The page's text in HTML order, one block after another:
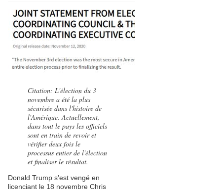
Citation: L'élection du 3
novembre a été la plus
sécurisée dans l'histoire de
l'Amérique. Actuellement,
dans tout le pays les officiels
sont en train de revoir et
vérifier deux fois le
processus entier de l'élection
et finaliser le résultat.
Donald Trump s'est vengé en
licenciant le 18 novembre Chris